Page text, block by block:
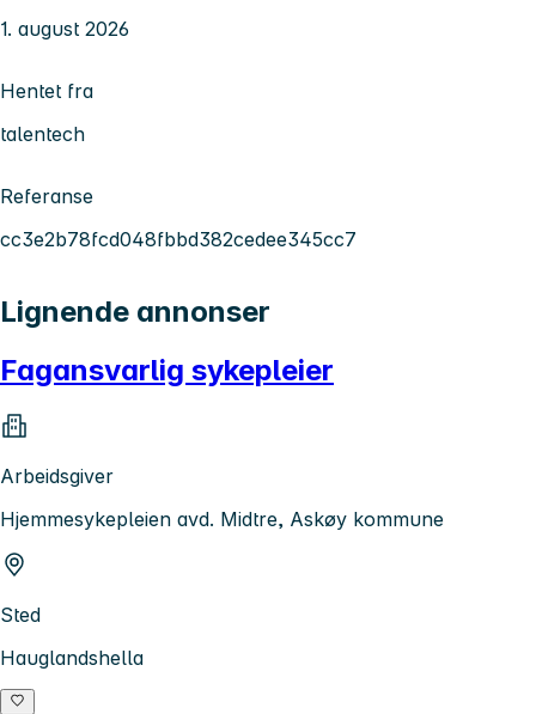
1. august 2026
Hentet fra
talentech
Referanse
cc3e2b78fcd048fbbd382cedee345cc7
Lignende annonser
Fagansvarlig sykepleier
Arbeidsgiver
Hjemmesykepleien avd. Midtre, Askøy kommune
Sted
Hauglandshella